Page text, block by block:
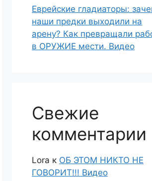
Еврейские гладиаторы:
наши предки выходили на
арену? Как превращали
в ОРУЖИЕ мести. Видео
Свежие
комментарии
Lora к ОБ ЭТОМ НИКТО НЕ
ГОВОРИТ!!! Видео